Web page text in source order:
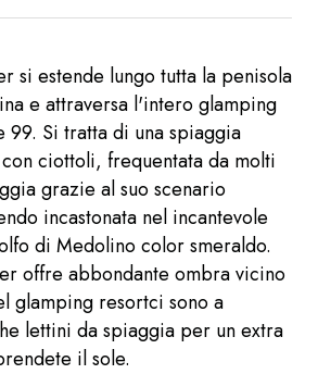
si estende lungo tutta la penisola
e attraversa l'intero glamping
99. Si tratta di una spiaggia
con ciottoli, frequentata da molti
grazie al suo scenario
incastonata nel incantevole
di Medolino color smeraldo.
offre abbondante ombra vicino
glamping resortci sono a
lettini da spiaggia per un extra
il sole.